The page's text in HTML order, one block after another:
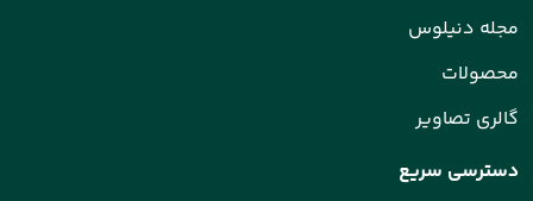
مجله دنیلوس
محصولات
گالری تصاویر
دسترسی سریع